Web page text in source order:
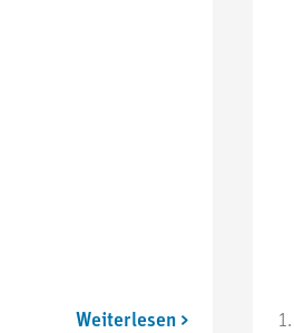
Weiterlesen >